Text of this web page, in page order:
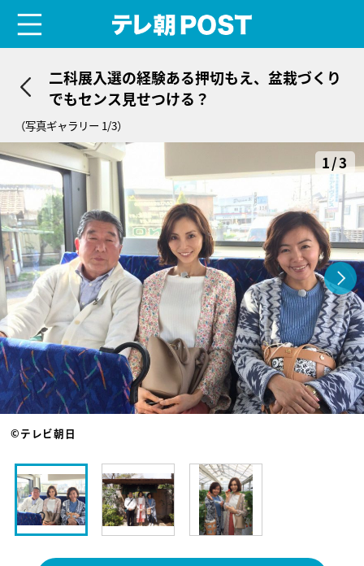
二科展入選の経験ある押切もえ、盆栽づくり
でもセンス見せつける？
（写真ギャラリー 1/3）
1/3
©テレビ朝日